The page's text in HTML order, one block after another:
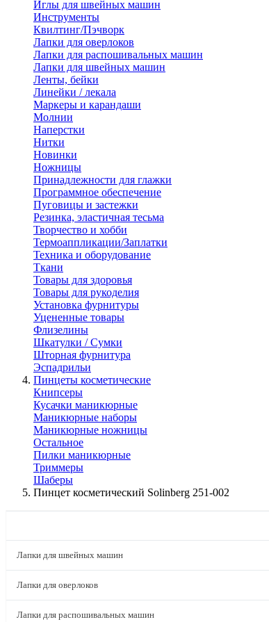
Иглы для швейных машин
Инструменты
Квилтинг/Пэчворк
Лапки для оверлоков
Лапки для распошивальных машин
Лапки для швейных машин
Ленты, бейки
Линейки / лекала
Маркеры и карандаши
Молнии
Наперстки
Нитки
Новинки
Ножницы
Принадлежности для глажки
Программное обеспечение
Пуговицы и застежки
Резинка, эластичная тесьма
Творчество и хобби
Термоаппликации/Заплатки
Техника и оборудование
Ткани
Товары для здоровья
Товары для рукоделия
Установка фурнитуры
Уцененные товары
Флизелины
Шкатулки / Сумки
Шторная фурнитура
Эспадрильи
Пинцеты косметические
Книпсеры
Кусачки маникюрные
Маникюрные наборы
Маникюрные ножницы
Остальное
Пилки маникюрные
Триммеры
Шаберы
Пинцет косметический Solinberg 251-002
Лапки для швейных машин
Лапки для оверлоков
Лапки для распошивальных машин